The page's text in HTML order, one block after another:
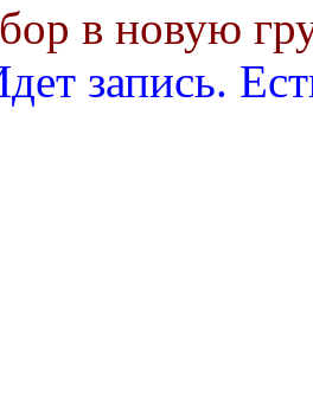
в новую
запись.